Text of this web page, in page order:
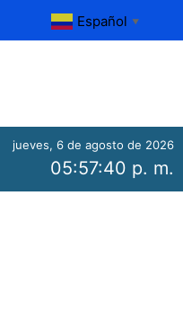
Español ▼
jueves, 6 de agosto de 2026
05:57:40 p. m.